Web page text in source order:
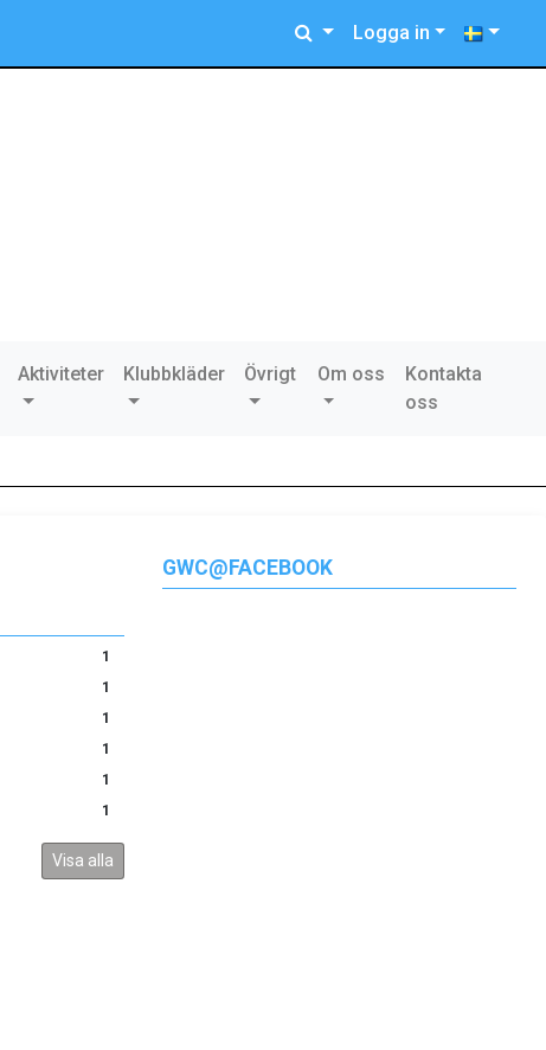
Logga in
Aktiviteter Klubbkläder Övrigt Om oss
Kontakta
oss
1
1
1
1
1
1
Visa alla
GWC@FACEBOOK